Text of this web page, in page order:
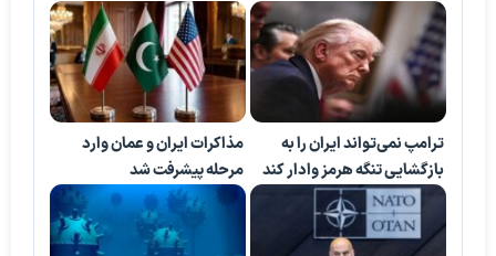
ترامپ نمی‌تواند ایران را به
بازگشایی تنگه هرمز وادار کند
مذاکرات ایران و عمان وارد
مرحله پیشرفت شد